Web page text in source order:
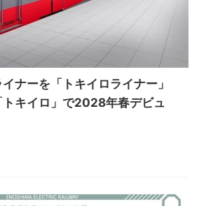
ナーを「トキイロライナー」
キイロ」で2028年春デビュ